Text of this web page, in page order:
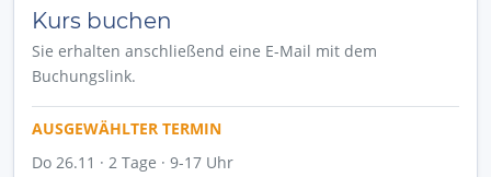
Kurs buchen
Sie erhalten anschließend eine E-Mail mit dem
Buchungslink.
AUSGEWÄHLTER TERMIN
Do 26.11 · 2 Tage · 9-17 Uhr